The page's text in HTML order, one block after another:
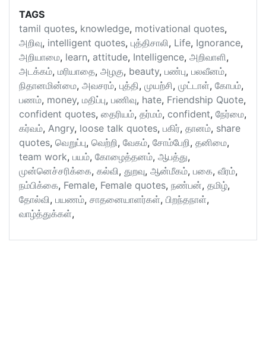
TAGS
tamil quotes, knowledge, motivational quotes,
அறிவு, intelligent quotes, புத்திசாலி, Life, Ignorance,
அறியாமை, learn, attitude, Intelligence, அறிவாளி,
அடக்கம், மரியாதை, அழகு, beauty, பண்பு, பலவீனம்,
நிதானமின்மை, அவசரம், புத்தி, முயற்சி, முட்டாள், கோபம்,
பணம், money, மதிப்பு, பணிவு, hate, Friendship Quote,
confident quotes, தைரியம், தர்மம், confident, நேர்மை,
கர்வம், Angry, loose talk quotes, பகிர், தானம், share
quotes, வெறுப்பு, வெற்றி, வேகம், சோம்பேறி, தனிமை,
team work, பயம், கோழைத்தனம், ஆபத்து,
முன்னெச்சரிக்கை, கல்வி, துறவு, ஆன்மீகம், பகை, வீரம்,
நம்பிக்கை, Female, Female quotes, நண்பன், தமிழ்,
தோல்வி, பயணம், சாதனையாளர்கள், பிறந்தநாள்,
வாழ்த்துக்கள்,